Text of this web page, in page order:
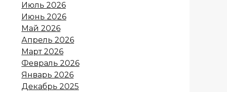
Июль 2026
Июнь 2026
Май 2026
Апрель 2026
Март 2026
Февраль 2026
Январь 2026
Декабрь 2025